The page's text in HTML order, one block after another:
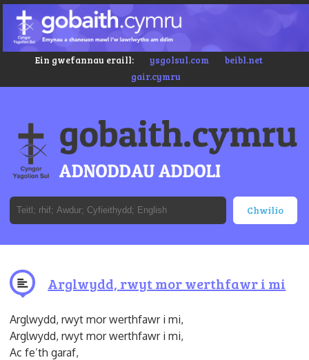
Ein gwefannau eraill: ysgolsul.com
beibl.net
gair.cymru
Arglwydd, rwyt mor werthfawr i mi
Arglwydd, rwyt mor werthfawr i mi,
Arglwydd, rwyt mor werthfawr i mi,
Ac fe’th garaf,